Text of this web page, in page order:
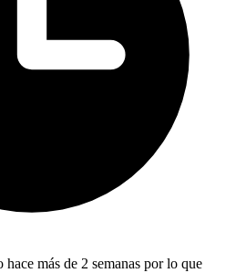
más de 2 semanas por lo que